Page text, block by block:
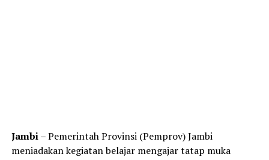
Jambi– Pemerintah Provinsi (Pemprov) Jambi
meniadakan kegiatan belajar mengajar tatap muka